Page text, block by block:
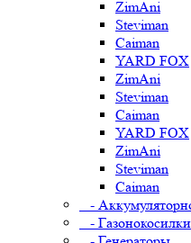
ZimAni
Steviman
Caiman
YARD FOX
ZimAni
Steviman
Caiman
YARD FOX
ZimAni
Steviman
Caiman
-
- Газонокосилки